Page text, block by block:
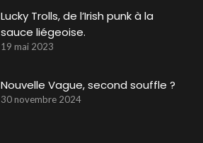
Lucky Trolls, de l’Irish punk à la
sauce liégeoise.
19 mai 2023
Nouvelle Vague, second souffle ?
30 novembre 2024